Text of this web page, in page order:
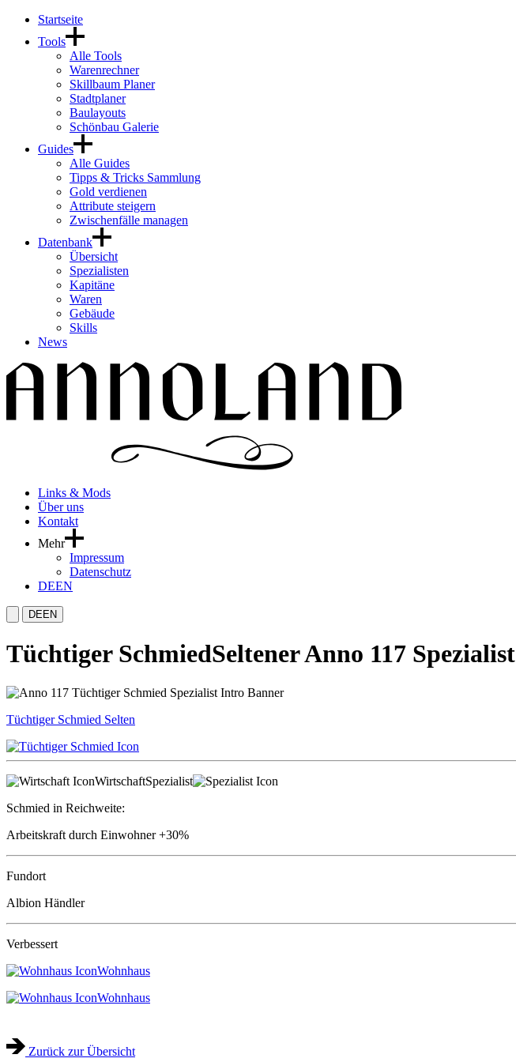
Startseite
Tools
Alle Tools
Warenrechner
Skillbaum Planer
Stadtplaner
Baulayouts
Schönbau Galerie
Guides
Alle Guides
Tipps & Tricks Sammlung
Gold verdienen
Attribute steigern
Zwischenfälle managen
Datenbank
Übersicht
Spezialisten
Kapitäne
Waren
Gebäude
Skills
News
Links & Mods
Über uns
Kontakt
Mehr
Impressum
Datenschutz
DEEN
DEEN
Tüchtiger SchmiedSeltener Anno 117 Spezialist
Tüchtiger Schmied Selten
WirtschaftSpezialist
Schmied in Reichweite:
Arbeitskraft durch Einwohner +30%
Fundort
Albion Händler
Verbessert
Wohnhaus
Wohnhaus
Zurück zur Übersicht